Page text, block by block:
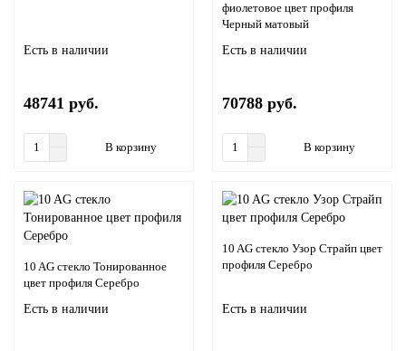
Есть в наличии
48741 руб.
В корзину
фиолетовое цвет профиля
Черный матовый
Есть в наличии
70788 руб.
В корзину
10 AG стекло Тонированное
цвет профиля Серебро
Есть в наличии
10 AG стекло Узор Страйп цвет
профиля Серебро
Есть в наличии